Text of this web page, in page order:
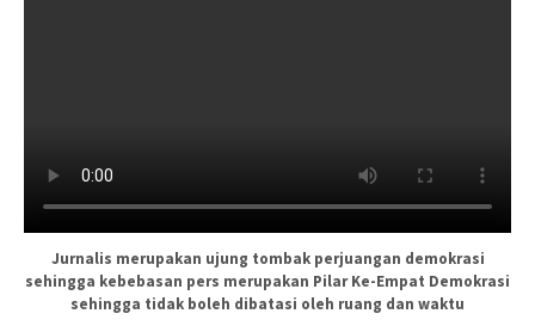
Jurnalis merupakan ujung tombak perjuangan demokrasi
sehingga kebebasan pers merupakan Pilar Ke-Empat Demokrasi
sehingga tidak boleh dibatasi oleh ruang dan waktu